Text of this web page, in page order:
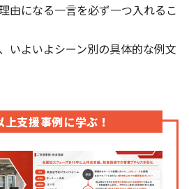
由になる一言を必ず一つ入れるこ
いよいよシーン別の具体的な例文
支援事例に学ぶ！